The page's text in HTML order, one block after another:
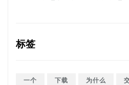
标签
一个 下载 为什么